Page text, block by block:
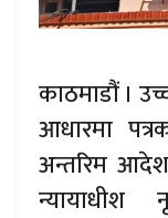
काठमाडौं ।
आधारमा
अन्तरिम
न्यायाधीश